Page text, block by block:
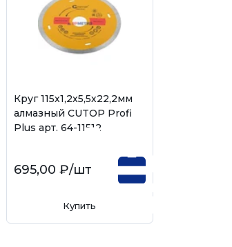
Круг 115х1,2х5,5х22,2мм
алмазный CUTOP Profi
Plus арт. 64-11512
695,00 ₽/шт
Купить